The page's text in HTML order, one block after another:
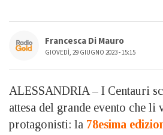
Francesca Di Mauro
GIOVEDÌ, 29 GIUGNO 2023 - 15:15
ALESSANDRIA – I Centauri
attesa del grande evento che li
protagonisti: la 78esima